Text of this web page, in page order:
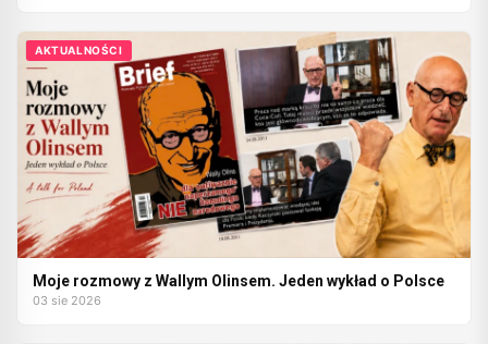
AKTUALNOŚCI
Moje rozmowy z Wallym Olinsem. Jeden wykład o Polsce
03 sie 2026